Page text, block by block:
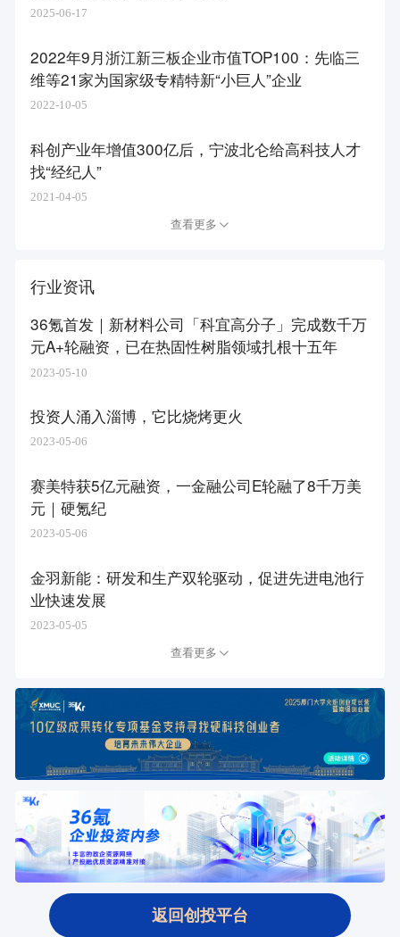
2025-06-17
2022年9月浙江新三板企业市值TOP100：先临三
维等21家为国家级专精特新“小巨人”企业
2022-10-05
科创产业年增值300亿后，宁波北仑给高科技人才
找“经纪人”
2021-04-05
查看更多
行业资讯
36氪首发｜新材料公司「科宜高分子」完成数千万
元A+轮融资，已在热固性树脂领域扎根十五年
2023-05-10
投资人涌入淄博，它比烧烤更火
2023-05-06
赛美特获5亿元融资，一金融公司E轮融了8千万美
元｜硬氪纪
2023-05-06
金羽新能：研发和生产双轮驱动，促进先进电池行
业快速发展
2023-05-05
查看更多
返回创投平台